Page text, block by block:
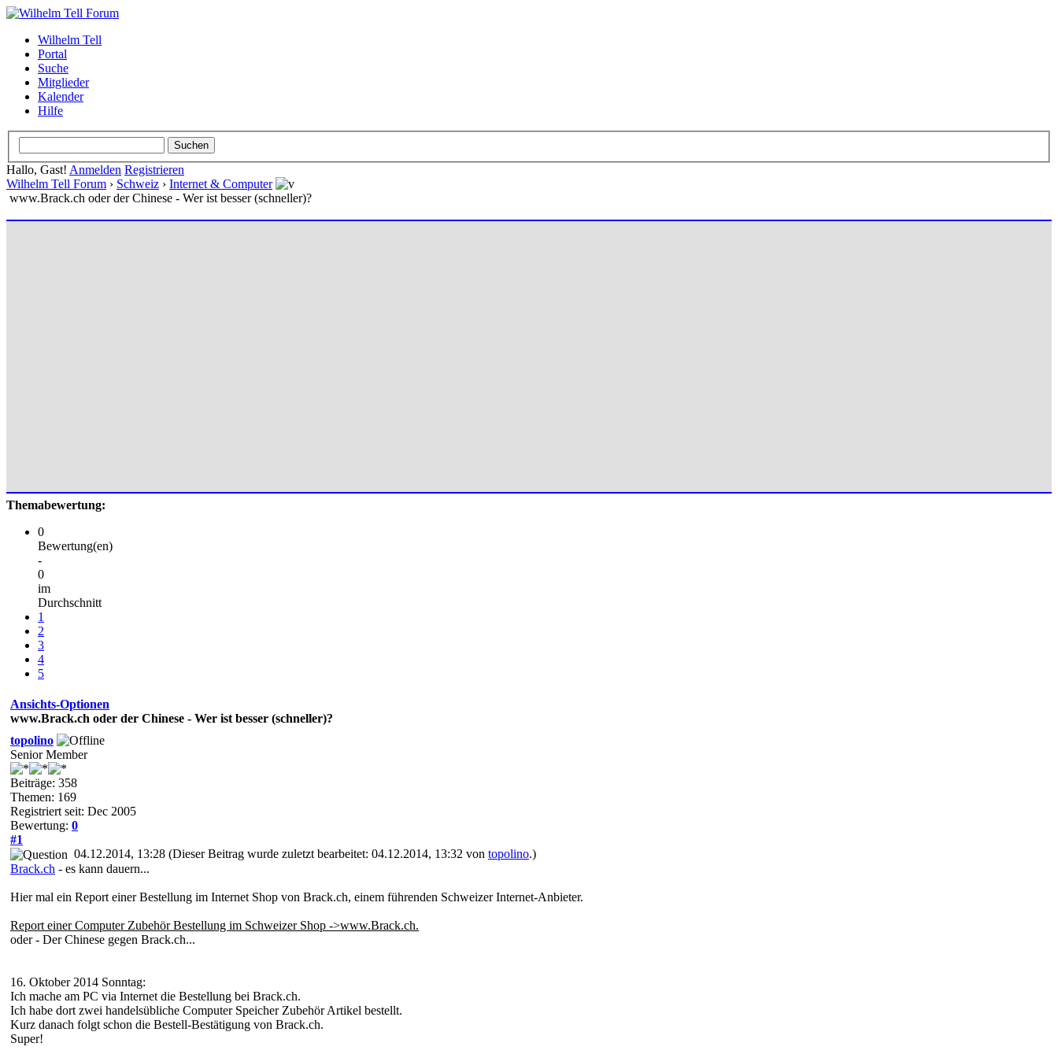
Wilhelm Tell
Portal
Suche
Mitglieder
Kalender
Hilfe
Hallo, Gast! Anmelden Registrieren
Wilhelm Tell Forum › Schweiz › Internet & Computer
www.Brack.ch oder der Chinese - Wer ist besser (schneller)?
Themabewertung:
0
Bewertung(en)
-
0
im
Durchschnitt
1
2
3
4
5
Ansichts-Optionen
www.Brack.ch oder der Chinese - Wer ist besser (schneller)?
topolino
Senior Member
Beiträge: 358
Themen: 169
Registriert seit: Dec 2005
Bewertung: 0
#1
04.12.2014, 13:28 (Dieser Beitrag wurde zuletzt bearbeitet: 04.12.2014, 13:32 von topolino.)
Brack.ch - es kann dauern...
Hier mal ein Report einer Bestellung im Internet Shop von Brack.ch, einem führenden Schweizer Internet-Anbieter.
Report einer Computer Zubehör Bestellung im Schweizer Shop ->www.Brack.ch.
oder - Der Chinese gegen Brack.ch...
16. Oktober 2014 Sonntag:
Ich mache am PC via Internet die Bestellung bei Brack.ch.
Ich habe dort zwei handelsübliche Computer Speicher Zubehör Artikel bestellt.
Kurz danach folgt schon die Bestell-Bestätigung von Brack.ch.
Super!